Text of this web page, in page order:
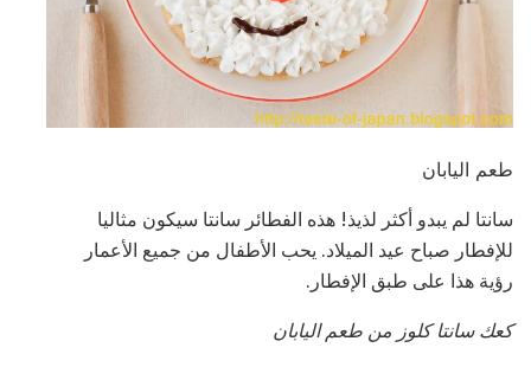
طعم اليابان
سانتا لم يبدو أكثر لذيذ! هذه الفطائر سانتا سيكون مثاليا
للإفطار صباح عيد الميلاد. يحب الأطفال من جميع الأعمار
رؤية هذا على طبق الإفطار.
كعك سانتا كلوز من طعم اليابان